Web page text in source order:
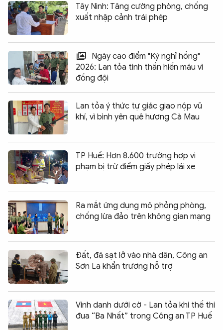
Tây Ninh: Tăng cường phòng, chống
xuất nhập cảnh trái phép
Ngày cao điểm "Kỳ nghỉ hồng"
2026: Lan tỏa tinh thần hiến máu vì
đồng đội
Lan tỏa ý thức tự giác giao nộp vũ
khí, vì bình yên quê hương Cà Mau
TP Huế: Hơn 8.600 trường hợp vi
phạm bị trừ điểm giấy phép lái xe
Ra mắt ứng dụng mô phỏng phòng,
chống lừa đảo trên không gian mạng
Đất, đá sạt lở vào nhà dân, Công an
Sơn La khẩn trương hỗ trợ
Vinh danh dưới cờ - Lan tỏa khí thế thi
đua “Ba Nhất” trong Công an TP Huế